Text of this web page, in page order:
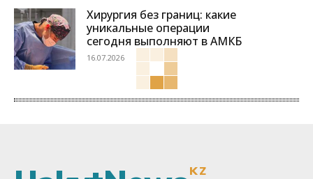
Хирургия без границ: какие
уникальные операции
сегодня выполняют в АМКБ
16.07.2026
KZ